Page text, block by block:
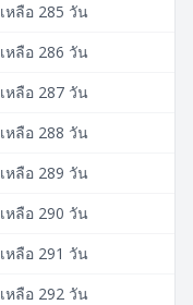
เหลือ 285 วัน
เหลือ 286 วัน
เหลือ 287 วัน
เหลือ 288 วัน
เหลือ 289 วัน
เหลือ 290 วัน
เหลือ 291 วัน
เหลือ 292 วัน